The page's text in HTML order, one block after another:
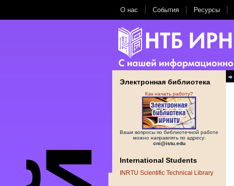
О нас События Ресурсы
Электронная библиотека
Как начать работу?
Ваши вопросы по библиотечной работе
можно направлять по адресу:
cni@istu.edu
International Students
INRTU Scientific Technical Library